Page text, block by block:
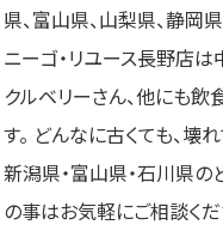
県、富山県、山梨県、静岡
ニーゴ・リユース長野店
クルベリーさん、他にも
す。 どんなに古くても、
新潟県・富山県・石川県の
の事はお気軽にご相談くだ